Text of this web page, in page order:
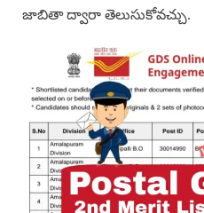
జాబితా ద్వారా తెలుసుకోవచ్చు.